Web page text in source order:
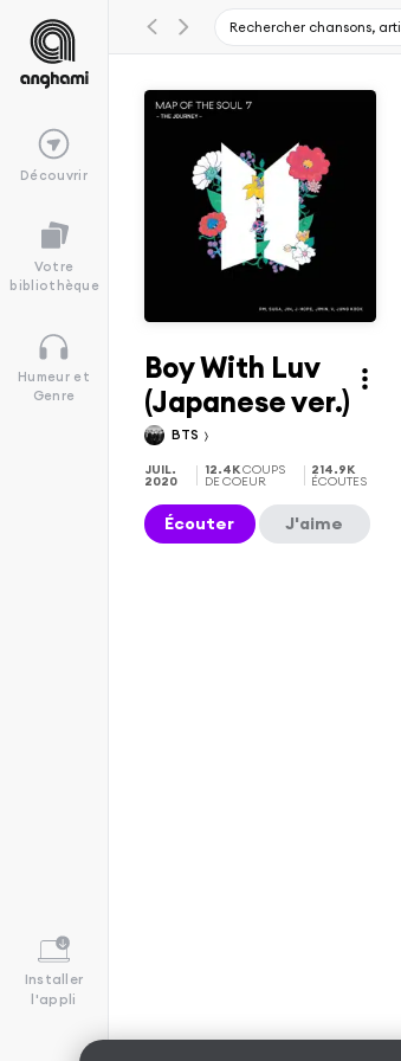
Découvrir
Votre
bibliothèque
Humeur et
Genre
Installer
l'appli
Boy With Luv
(Japanese ver.)
BTS
JUIL.
2020
12.4KCOUPS
DE COEUR
214.9K
ÉCOUTES
Écouter J'aime